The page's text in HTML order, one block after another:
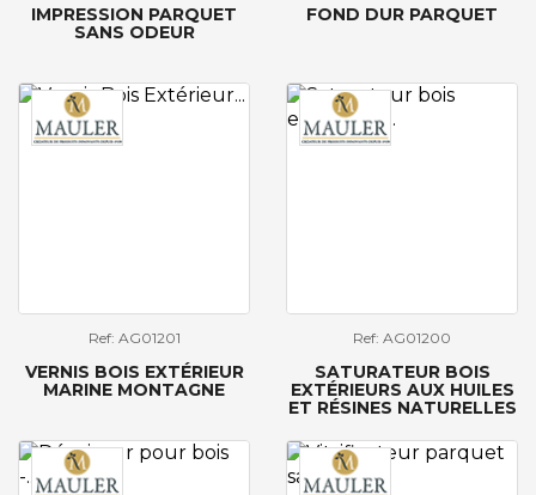
IMPRESSION PARQUET
SANS ODEUR
FOND DUR PARQUET
Ref: AG01201
VERNIS BOIS EXTÉRIEUR
MARINE MONTAGNE
Ref: AG01200
SATURATEUR BOIS
EXTÉRIEURS AUX HUILES
ET RÉSINES NATURELLES